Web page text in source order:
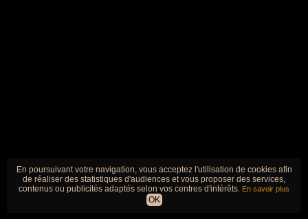
En poursuivant votre navigation, vous acceptez l'utilisation de cookies afin
de réaliser des statistiques d'audiences et vous proposer des services,
contenus ou publicités adaptés selon vos centres d'intérêts. En savoir plus
OK